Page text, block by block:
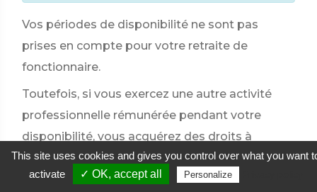
Vos périodes de disponibilité ne sont pas
prises en compte pour votre retraite de
fonctionnaire.
Toutefois, si vous exercez une autre activité
professionnelle rémunérée pendant votre
disponibilité, vous acquérez des droits à
pension auprès du régime de retraite dont
relève cette activité.
This site uses cookies and gives you control over what you want
activate
✓ OK, accept all Personalize